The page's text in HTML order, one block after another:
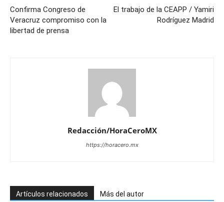
Confirma Congreso de
Veracruz compromiso con la
libertad de prensa
El trabajo de la CEAPP / Yamiri
Rodríguez Madrid
Redacción/HoraCeroMX
https://horacero.mx
Artículos relacionados Más del autor